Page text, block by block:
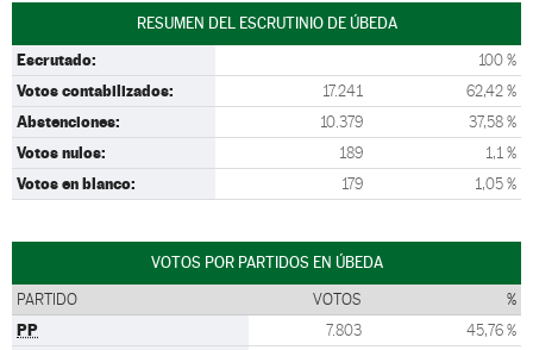
RESUMEN DEL ESCRUTINIO DE ÚBEDA
Escrutado: 100 %
Votos contabilizados: 17.241 62,42 %
Abstenciones: 10.379 37,58 %
Votos nulos: 189 1,1 %
Votos en blanco: 179 1,05 %
VOTOS POR PARTIDOS EN ÚBEDA
PARTIDO VOTOS %
PP 7.803 45,76 %